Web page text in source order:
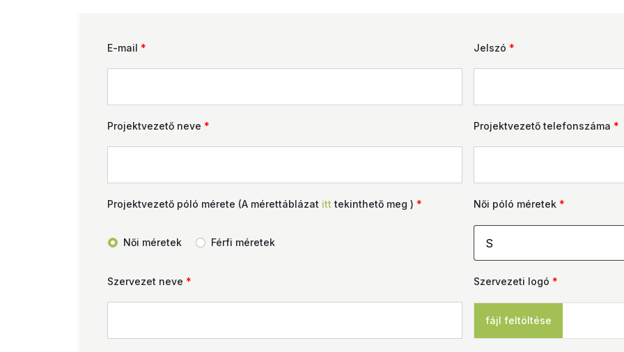
E-mail * Jelszó *
Projektvezető neve * Projektvezető telefonszáma *
Projektvezető póló mérete (A mérettáblázat itt tekinthető meg ) *
Női méretek Férfi méretek
Női póló méretek *
Szervezet neve * Szervezeti logó *
fájl feltöltése